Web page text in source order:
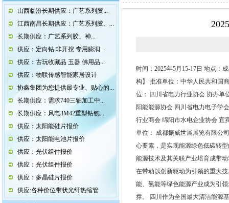
山西临汾长期供应：广艺系列胶...
江西南昌长期供应：广艺系列胶、...
长期供应：广艺系列胶、神...
供应：定向钻 非开挖 专用膨润...
供应：古玩收藏品 玉器 佛用品...
供应：物联传感智能家居设计
协鑫集团为您提供最专业、贴心的...
长期供应：需求740三轴加工中...
长期供应：风电3M42重型钻铣...
供应：太阳能硅片报价
供应：太阳能电池片报价
供应：光伏组件报价
供应：光伏组件报价
供应：多晶硅片报价
供应:各种价位带状光纤热缩管
时间：2025年5月15-17日 地点：
构】 批准单位：中华人民共和国
位： 四川省电力行业协会 协办单
阳能能源协会 四川省电力电子学
行业商会 绵阳市水电企业协会 宜
单位： 成都振威世展展览有限公
心要素，是实现能源绿色低碳转
能源技术及其关联产业培育成带
在带动以创新驱动为引领的重大
能、氢能等绿色能源产业成为引
撑。 四川作为全国最大清洁能源